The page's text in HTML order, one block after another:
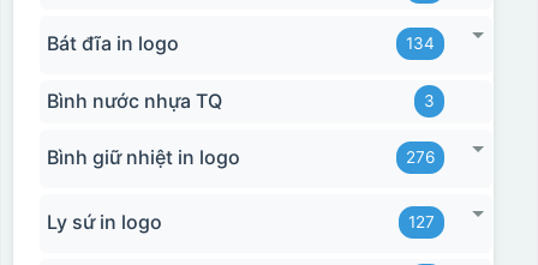
Bát đĩa in logo 134
Bình nước nhựa TQ 3
Bình giữ nhiệt in logo 276
Ly sứ in logo 127